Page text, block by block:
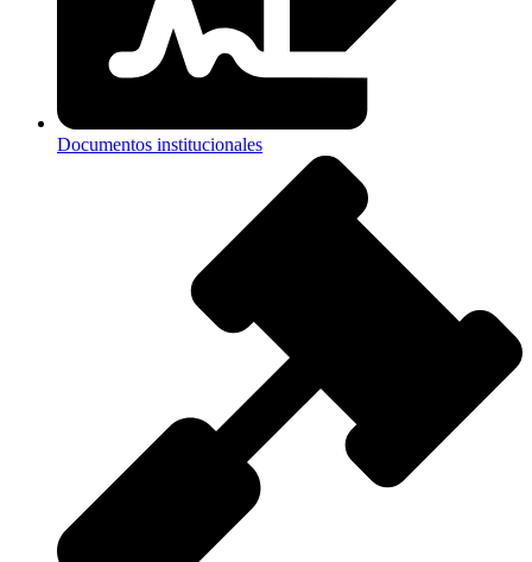
Documentos institucionales